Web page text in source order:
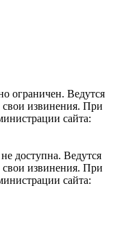
ограничен. Ведутся
извинения. При
сайта:
доступна. Ведутся
извинения. При
сайта: